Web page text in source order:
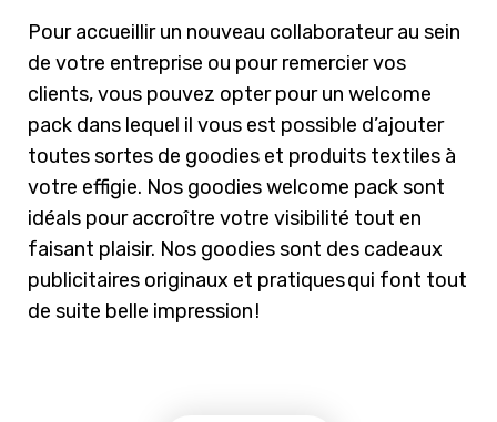
Pour accueillir un nouveau collaborateur au sein
de votre entreprise ou pour remercier vos
clients, vous pouvez opter pour un welcome
pack dans lequel il vous est possible d’ajouter
toutes sortes de goodies et produits textiles à
votre effigie. Nos goodies welcome pack sont
idéals pour accroître votre visibilité tout en
faisant plaisir. Nos goodies sont des cadeaux
publicitaires originaux et pratiques qui font tout
de suite belle impression !